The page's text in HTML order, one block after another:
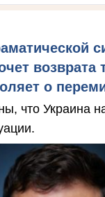
возврата
о
что Украина